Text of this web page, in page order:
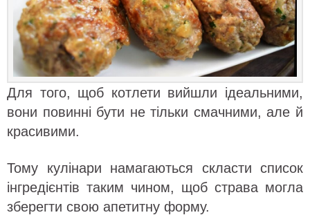
Для того, щоб котлети вийшли ідеальними,
вони повинні бути не тільки смачними, але й
красивими.
Тому кулінари намагаються скласти список
інгредієнтів таким чином, щоб страва могла
зберегти свою апетитну форму.